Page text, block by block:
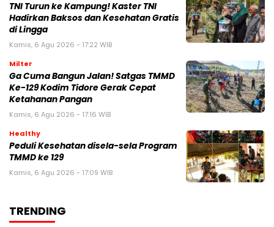
TNI Turun ke Kampung! Kaster TNI
Hadirkan Baksos dan Kesehatan Gratis
di Lingga
Kamis, 6 Agu 2026 - 17:22 WIB
Milter
Ga Cuma Bangun Jalan! Satgas TMMD
Ke-129 Kodim Tidore Gerak Cepat
Ketahanan Pangan
Kamis, 6 Agu 2026 - 17:16 WIB
Healthy
Peduli Kesehatan disela-sela Program
TMMD ke 129
Kamis, 6 Agu 2026 - 17:09 WIB
TRENDING